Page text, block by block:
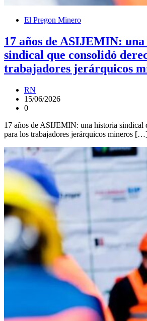
El Pregon Minero
17 años de ASIJEMIN:
sindical que consolidó
trabajadores jerárquicos
RN
15/06/2026
0
17 años de ASIJEMIN: una historia sindical
para los trabajadores jerárquicos mineros